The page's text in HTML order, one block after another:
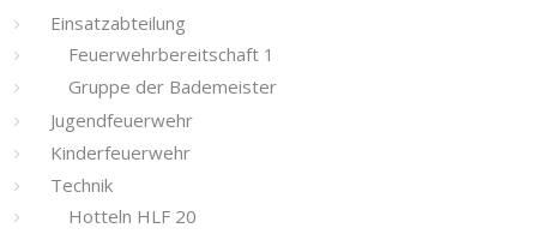
Einsatzabteilung
Feuerwehrbereitschaft 1
Gruppe der Bademeister
Jugendfeuerwehr
Kinderfeuerwehr
Technik
Hotteln HLF 20